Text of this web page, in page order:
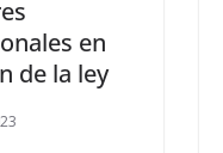
en
de la ley